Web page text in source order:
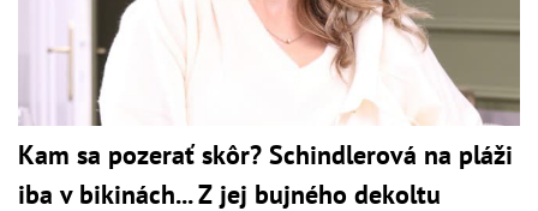
Kam sa pozerať skôr? Schindlerová na pláži
iba v bikinách... Z jej bujného dekoltu